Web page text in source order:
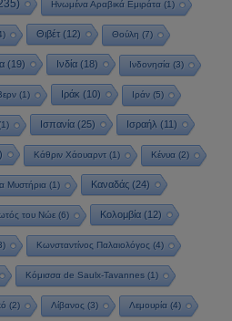
Ηνωμένα Αραβικά Εμιράτα(1)
Θιβέτ(12) Θούλη (7)
(19) Ινδία(18) Ινδονησία(3)
(1) Ιράκ (10) Ιράν (5)
Ισπανία(25) Ισραήλ (11)
Κάθριν Χάουαρντ(1) Κένυα(2)
Μυστήρια(1) Καναδάς(24)
του Νώε (6) Κολομβία (12)
Κωνσταντίνος Παλαιολόγος (4)
Κόμισσα de Saulx-Tavannes(1)
(2) Λίβανος (3) Λεμουρία (4)